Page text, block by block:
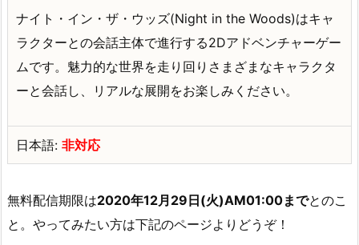
ナイト・イン・ザ・ウッズ(Night in the Woods)はキャ
ラクターとの会話主体で進行する2Dアドベンチャーゲー
ムです。魅力的な世界を走り回りさまざまなキャラクタ
ーと会話し、リアルな展開をお楽しみください。
日本語: 非対応
無料配信期限は2020年12月29日(火)AM01:00までとのこ
と。やってみたい方は下記のページよりどうぞ！